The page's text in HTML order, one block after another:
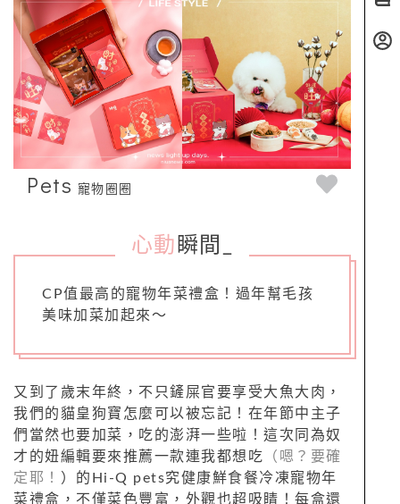
Pets 寵物圈圈
心動 瞬間
CP值最高的寵物年菜禮盒！過年幫毛孩
美味加菜加起來～
又到了歲末年終，不只鏟屎官要享受大魚大肉，
我們的貓皇狗寶怎麼可以被忘記！在年節中主子
們當然也要加菜，吃的澎湃一些啦！這次同為奴
才的妞編輯要來推薦一款連我都想吃 （嗯？要確
定耶！
）的Hi-Q pets究健康鮮食餐冷凍寵物年
菜禮盒，不僅菜色豐富，外觀也超吸睛！每盒還